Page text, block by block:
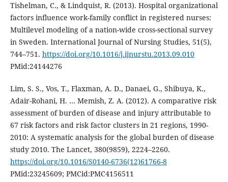
Tishelman, C., & Lindquist, R. (2013). Hospital organizational
factors influence work-family conflict in registered nurses:
Multilevel modeling of a nation-wide cross-sectional survey
in Sweden. International Journal of Nursing Studies, 51(5),
744–751. https://doi.org/10.1016/j.ijnurstu.2013.09.010
PMid:24144276
Lim, S. S., Vos, T., Flaxman, A. D., Danaei, G., Shibuya, K.,
Adair-Rohani, H. … Memish, Z. A. (2012). A comparative risk
assessment of burden of disease and injury attributable to
67 risk factors and risk factor clusters in 21 regions, 1990-
2010: A systematic analysis for the global burden of disease
study 2010. The Lancet, 380(9859), 2224–2260.
https://doi.org/10.1016/S0140-6736(12)61766-8
PMid:23245609; PMCid:PMC4156511